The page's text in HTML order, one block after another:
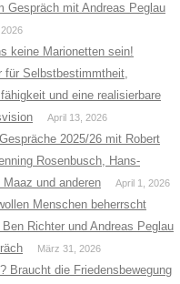
Gespräch mit Andreas Peglau
keine Marionetten sein!
für Selbstbestimmtheit,
und eine realisierbare
April 13, 2026
2025/26 mit Robert
Rosenbusch, Hans-
und anderen
April 1, 2026
Menschen beherrscht
Ben Richter und Andreas Peglau
März 31, 2026
Braucht die Friedensbewegung